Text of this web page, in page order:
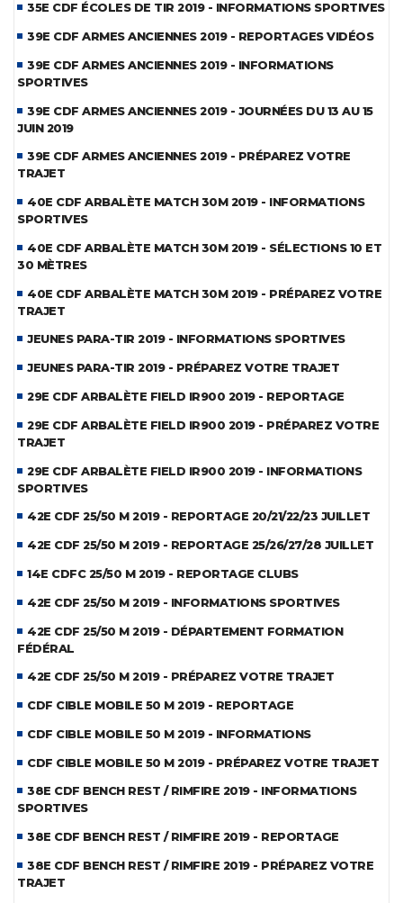
35E CDF ÉCOLES DE TIR 2019 - INFORMATIONS SPORTIVES
39E CDF ARMES ANCIENNES 2019 - REPORTAGES VIDÉOS
39E CDF ARMES ANCIENNES 2019 - INFORMATIONS
SPORTIVES
39E CDF ARMES ANCIENNES 2019 - JOURNÉES DU 13 AU 15
JUIN 2019
39E CDF ARMES ANCIENNES 2019 - PRÉPAREZ VOTRE
TRAJET
40E CDF ARBALÈTE MATCH 30M 2019 - INFORMATIONS
SPORTIVES
40E CDF ARBALÈTE MATCH 30M 2019 - SÉLECTIONS 10 ET
30 MÈTRES
40E CDF ARBALÈTE MATCH 30M 2019 - PRÉPAREZ VOTRE
TRAJET
JEUNES PARA-TIR 2019 - INFORMATIONS SPORTIVES
JEUNES PARA-TIR 2019 - PRÉPAREZ VOTRE TRAJET
29E CDF ARBALÈTE FIELD IR900 2019 - REPORTAGE
29E CDF ARBALÈTE FIELD IR900 2019 - PRÉPAREZ VOTRE
TRAJET
29E CDF ARBALÈTE FIELD IR900 2019 - INFORMATIONS
SPORTIVES
42E CDF 25/50 M 2019 - REPORTAGE 20/21/22/23 JUILLET
42E CDF 25/50 M 2019 - REPORTAGE 25/26/27/28 JUILLET
14E CDFC 25/50 M 2019 - REPORTAGE CLUBS
42E CDF 25/50 M 2019 - INFORMATIONS SPORTIVES
42E CDF 25/50 M 2019 - DÉPARTEMENT FORMATION
FÉDÉRAL
42E CDF 25/50 M 2019 - PRÉPAREZ VOTRE TRAJET
CDF CIBLE MOBILE 50 M 2019 - REPORTAGE
CDF CIBLE MOBILE 50 M 2019 - INFORMATIONS
CDF CIBLE MOBILE 50 M 2019 - PRÉPAREZ VOTRE TRAJET
38E CDF BENCH REST / RIMFIRE 2019 - INFORMATIONS
SPORTIVES
38E CDF BENCH REST / RIMFIRE 2019 - REPORTAGE
38E CDF BENCH REST / RIMFIRE 2019 - PRÉPAREZ VOTRE
TRAJET